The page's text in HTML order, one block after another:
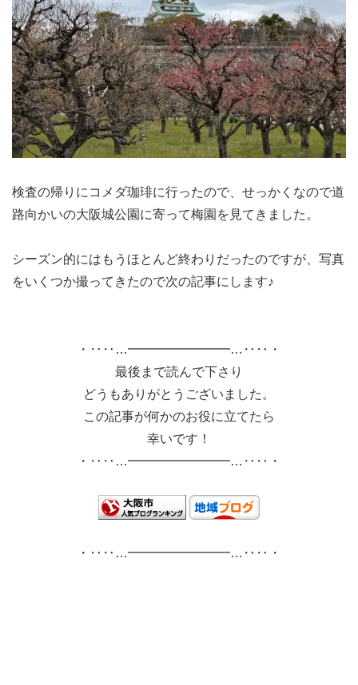
検査の帰りにコメダ珈琲に行ったので、せっかくなので道
路向かいの大阪城公園に寄って梅園を見てきました。
シーズン的にはもうほとんど終わりだったのですが、写真
をいくつか撮ってきたので次の記事にします♪
・‥‥…━━━━━━━━…‥‥・
最後まで読んで下さり
どうもありがとうございました。
この記事が何かのお役に立てたら
幸いです！
・‥‥…━━━━━━━━…‥‥・
・‥‥…━━━━━━━━…‥‥・